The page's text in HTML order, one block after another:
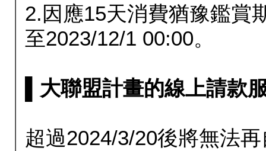
2.因應15天消費猶豫鑑賞
至2023/12/1 00:00。
▌大聯盟計畫的線上請款
超過2024/3/20後將無法